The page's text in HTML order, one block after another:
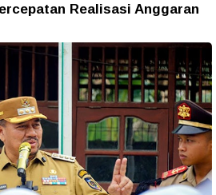
Realisasi Anggaran